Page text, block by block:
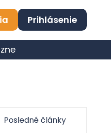
Prihlásenie
Posledné články